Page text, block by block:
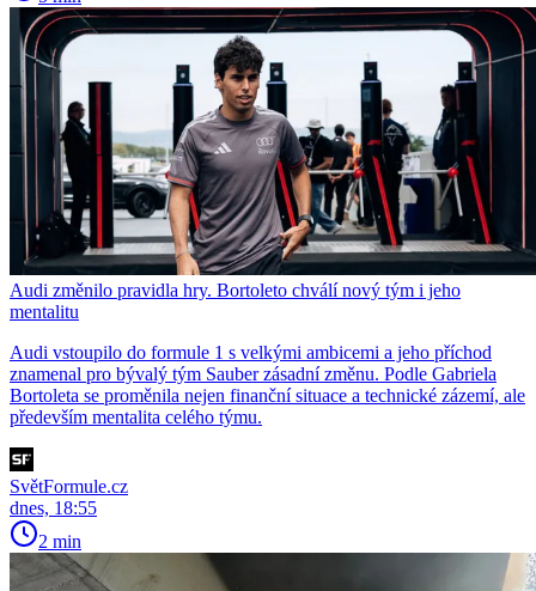
Audi změnilo pravidla hry. Bortoleto chválí nový tým i jeho
mentalitu
Audi vstoupilo do formule 1 s velkými ambicemi a jeho příchod
znamenal pro bývalý tým Sauber zásadní změnu. Podle Gabriela
Bortoleta se proměnila nejen finanční situace a technické zázemí, ale
především mentalita celého týmu.
SvětFormule.cz
dnes, 18:55
2 min